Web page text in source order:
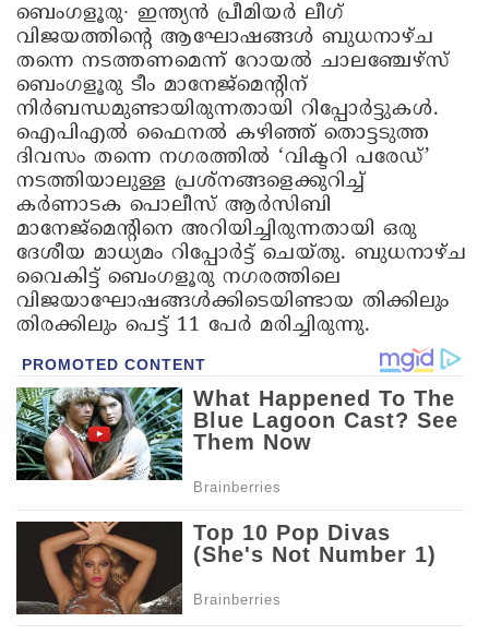
ബെംഗളൂരു∙ ഇന്ത്യൻ പ്രീമിയർ ലീഗ്
വിജയത്തിന്റെ ആഘോഷങ്ങൾ ബുധനാഴ്ച
തന്നെ നടത്തണമെന്ന് റോയൽ ചാലഞ്ചേഴ്സ്
ബെംഗളൂരു ടീം മാനേജ്മെന്റിന്
നിര്‍ബന്ധമുണ്ടായിരുന്നതായി റിപ്പോർട്ടുകൾ.
ഐപിഎൽ ഫൈനല്‍ കഴിഞ്ഞ് തൊട്ടടുത്ത
ദിവസം തന്നെ നഗരത്തിൽ ‘വിക്ടറി പരേഡ്’
നടത്തിയാലുള്ള പ്രശ്നങ്ങളെക്കുറിച്ച്
കർണാടക പൊലീസ് ആർസിബി
മാനേജ്മെന്റിനെ അറിയിച്ചിരുന്നതായി ഒരു
ദേശീയ മാധ്യമം റിപ്പോർട്ട് ചെയ്തു. ബുധനാഴ്ച
വൈകിട്ട് ബെംഗളൂരു നഗരത്തിലെ
വിജയാഘോഷങ്ങൾക്കിടെയിണ്ടായ തിക്കിലും
തിരക്കിലും പെട്ട് 11 പേർ മരിച്ചിരുന്നു.